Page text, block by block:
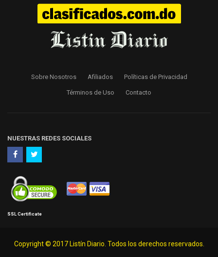
Sobre Nosotros Afiliados Políticas de Privacidad
Términos de Uso Contacto
NUESTRAS REDES SOCIALES
SSL Certificate
Copyright © 2017 Listín Diario. Todos los derechos reservados.